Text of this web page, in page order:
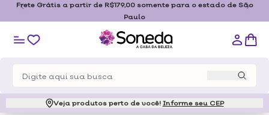
Frete Grátis a partir de R$179,00 somente para o estado de São
Paulo
Veja produtos perto de você! Informe seu CEP